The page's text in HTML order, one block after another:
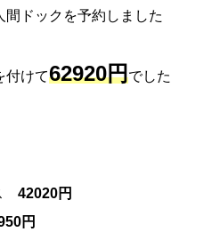
間ドックを予約しました
付けて62920円でした
42020円
円